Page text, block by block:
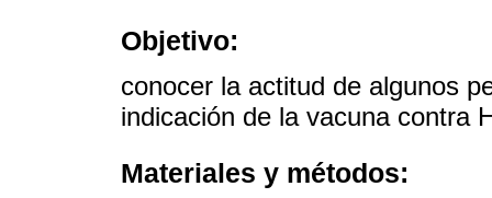
Objetivo:
conocer la actitud de algunos
indicación de la vacuna contra
Materiales y métodos: